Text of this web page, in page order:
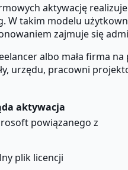
aktywację realizuje
W takim modelu
zajmuje się
albo mała firma
urzędu, pracowni
aktywacja
powiązanego z
plik licencji